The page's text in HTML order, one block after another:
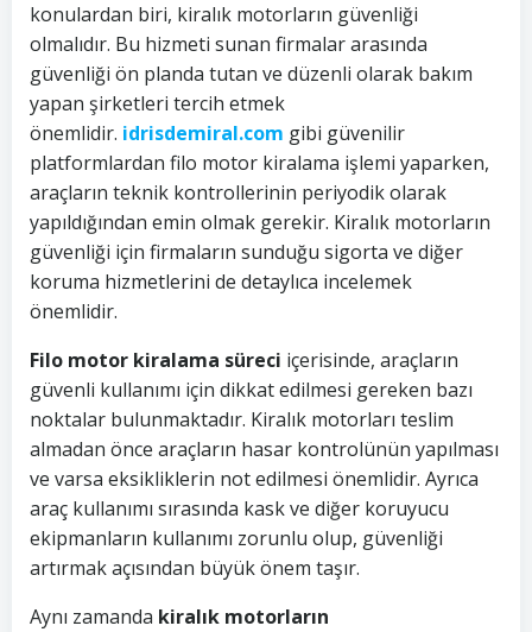
konulardan biri, kiralık motorların güvenliği
olmalıdır. Bu hizmeti sunan firmalar arasında
güvenliği ön planda tutan ve düzenli olarak bakım
yapan şirketleri tercih etmek
önemlidir. idrisdemiral.com gibi güvenilir
platformlardan filo motor kiralama işlemi yaparken,
araçların teknik kontrollerinin periyodik olarak
yapıldığından emin olmak gerekir. Kiralık motorların
güvenliği için firmaların sunduğu sigorta ve diğer
koruma hizmetlerini de detaylıca incelemek
önemlidir.
Filo motor kiralama süreci içerisinde, araçların
güvenli kullanımı için dikkat edilmesi gereken bazı
noktalar bulunmaktadır. Kiralık motorları teslim
almadan önce araçların hasar kontrolünün yapılması
ve varsa eksikliklerin not edilmesi önemlidir. Ayrıca
araç kullanımı sırasında kask ve diğer koruyucu
ekipmanların kullanımı zorunlu olup, güvenliği
artırmak açısından büyük önem taşır.
Aynı zamanda kiralık motorların